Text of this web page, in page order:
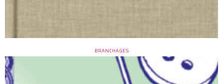
BRANCHAGES